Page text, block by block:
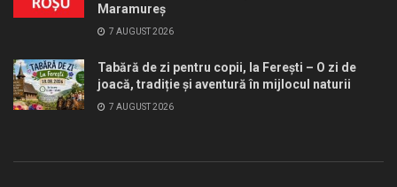
Maramureș
7 AUGUST 2026
Tabără de zi pentru copii, la Ferești – O zi de
joacă, tradiție și aventură în mijlocul naturii
7 AUGUST 2026